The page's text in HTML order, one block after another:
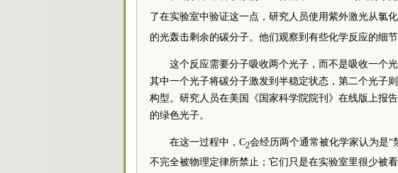
了在实验室中验证这一点，研究人员使用紫外激光从氯
的光轰击剩余的碳分子。他们观察到有些化学反应的细节
这个反应需要分子吸收两个光子，而不是吸收一个
其中一个光子将碳分子激发到半稳定状态，第二个光子
构型。研究人员在美国
《国家科学院 院刊》在线版上报
的绿色光子。
在这一过程中，C2会经历两个通常被化学家认为是
不完全被物理定律所禁止；它们只是在实验室里很少被